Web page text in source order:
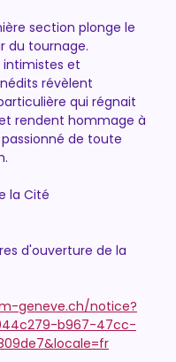
section plonge le
du tournage.
intimistes et
révèlent
qui régnait
rendent hommage à
de toute
la Cité
d'ouverture de la
geneve.ch/notice?
b967-47cc-